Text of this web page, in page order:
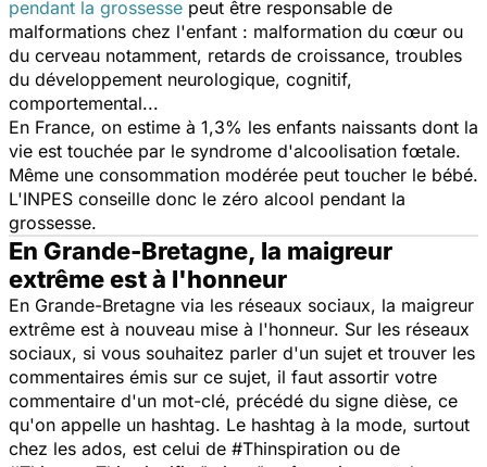
pendant la grossesse peut être responsable de
malformations chez l'enfant : malformation du cœur ou
du cerveau notamment, retards de croissance, troubles
du développement neurologique, cognitif,
comportemental...
En France, on estime à 1,3% les enfants naissants dont la
vie est touchée par le syndrome d'alcoolisation fœtale.
Même une consommation modérée peut toucher le bébé.
L'INPES conseille donc le zéro alcool pendant la
grossesse.
En Grande-Bretagne, la maigreur
extrême est à l'honneur
En Grande-Bretagne via les réseaux sociaux, la maigreur
extrême est à nouveau mise à l'honneur. Sur les réseaux
sociaux, si vous souhaitez parler d'un sujet et trouver les
commentaires émis sur ce sujet, il faut assortir votre
commentaire d'un mot-clé, précédé du signe dièse, ce
qu'on appelle un hashtag. Le hashtag à la mode, surtout
chez les ados, est celui de #Thinspiration ou de